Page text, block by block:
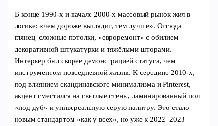
В конце 1990‑х и начале 2000‑х массовый рынок жил в
логике: «чем дороже выглядит, тем лучше». Отсюда
глянец, сложные потолки, «евроремонт» с обилием
декоративной штукатурки и тяжёлыми шторами.
Интерьер был скорее демонстрацией статуса, чем
инструментом повседневной жизни. К середине 2010‑х,
под влиянием скандинавского минимализма и Pinterest,
акцент сместился на светлые стены, ламинированный пол
«под дуб» и универсальную серую палитру. Это стало
новым стандартом «как у всех», но уже к 2022–2023